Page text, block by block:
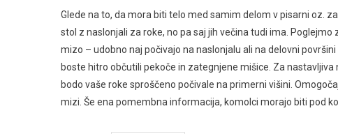
Glede na to, da mora biti telo med samim delom v pisarni oz.
stol z naslonjali za roke, no pa saj jih večina tudi ima.
mizo – udobno naj počivajo na naslonjalu ali na delovni
boste hitro občutili pekoče in zategnjene mišice. Za
bodo vaše roke sproščeno počivale na primerni višini.
mizi. Še ena pomembna informacija, komolci morajo biti pod